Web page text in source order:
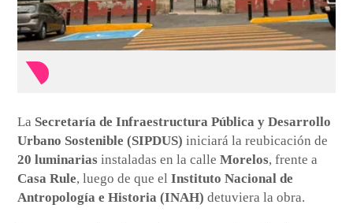
La Secretaría de Infraestructura Pública y Desarrollo
Urbano Sostenible (SIPDUS) iniciará la reubicación de
20 luminarias instaladas en la calleMorelos, frente a
Casa Rule, luego de que elInstituto Nacional de
Antropología e Historia (INAH) detuviera la obra.